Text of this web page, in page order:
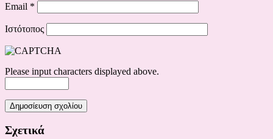
Email *
Ιστότοπος
Please input characters displayed above.
Σχετικά